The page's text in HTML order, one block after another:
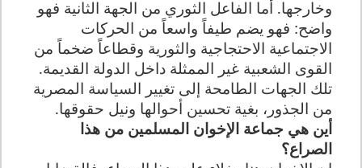
وخارجها. أما الفاعل الثوري من الجهة الثانية فهو
واضح: فهو يضم طيفاً واسعاً من الحركات
الاجتماعية الاحتجاجية والثورية وقطاعاً ضخماً من
القوى الشعبية غير الممثلة داخل الدولة القديمة.
تلك الجهات الطامحة إلى تغيير السياسة المصرية
من الجذور، بغية تحسين أحوالها ونيل حقوقها.
أين هي جماعة الإخوان المسلمين من هذا
الصراع؟